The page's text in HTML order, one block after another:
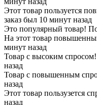
Этот товар пользуется
заказ был 10 минут назад
Это популярный товар!
На этот товар
минут назад
Товар с высоким
назад
Товар с повышенным
назад
Этот товар пользузется
назад